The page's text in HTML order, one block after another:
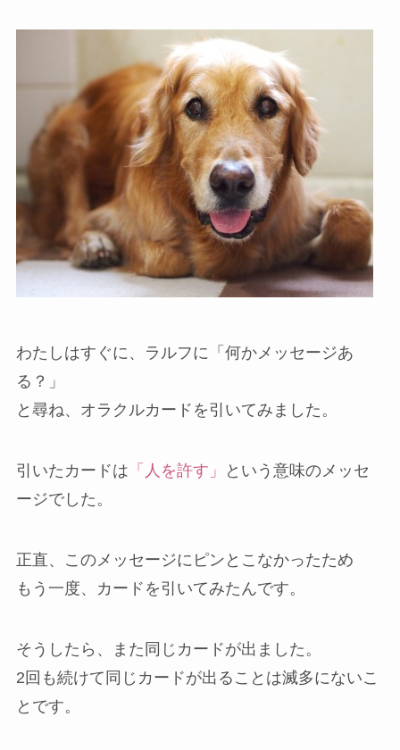
わたしはすぐに、ラルフに「何かメッセージあ
る？」
と尋ね、オラクルカードを引いてみました。
引いたカードは 「人を許す」
という意味のメッセ
ージでした。
正直、このメッセージにピンとこなかったため
もう一度、カードを引いてみたんです。
そうしたら、また同じカードが出ました。
2回も続けて同じカードが出ることは滅多にないこ
とです。